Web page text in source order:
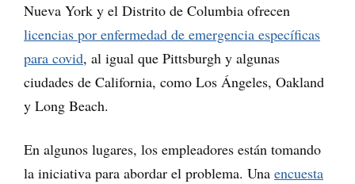
Nueva York y el Distrito de Columbia ofrecen
licencias por enfermedad de emergencia específicas
para covid, al igual que Pittsburgh y algunas
ciudades de California, como Los Ángeles, Oakland
y Long Beach.
En algunos lugares, los empleadores están tomando
la iniciativa para abordar el problema. Una encuesta